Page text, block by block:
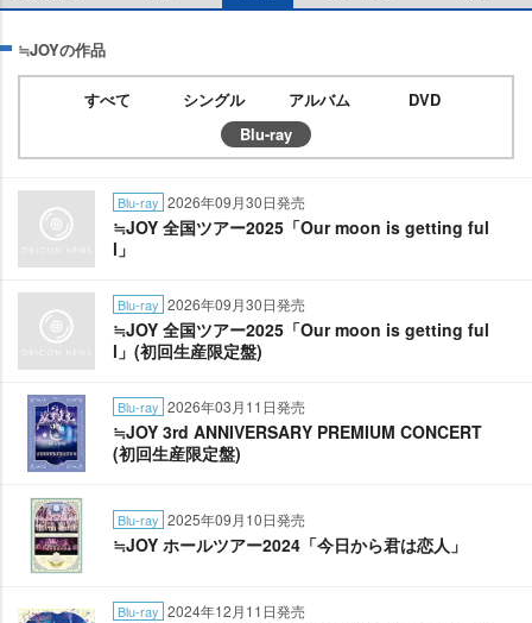
≒JOYの作品
すべて シングル アルバム
DVD
Blu-ray
Blu-ray 2026年09月30日発売
≒JOY 全国ツアー2025「Our moon is getting ful
l」
Blu-ray 2026年09月30日発売
≒JOY 全国ツアー2025「Our moon is getting ful
l」(初回生産限定盤)
Blu-ray 2026年03月11日発売
≒JOY 3rd ANNIVERSARY PREMIUM CONCERT
(初回生産限定盤)
Blu-ray 2025年09月10日発売
≒JOY ホールツアー2024「今日から君は恋人」
Blu-ray 2024年12月11日発売